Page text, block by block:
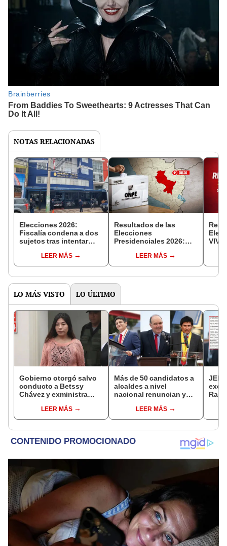
NOTAS RELACIONADAS
Elecciones 2026:
Fiscalía condena a dos
sujetos tras intentar
CuscoLEER MÁS
Resultados de las
Elecciones
Presidenciales 2026:
según conteo OFICIAL
de la ONPE?
LEER MÁS
LO MÁS VISTO LO ÚLTIMO
Gobierno otorgó salvo
conducto a Betssy
Chávez y exministra
madrugadaLEER MÁS
Más de 50 candidatos a
alcaldes a nivel
nacional renuncian y
encubiertaLEER MÁS
JEE